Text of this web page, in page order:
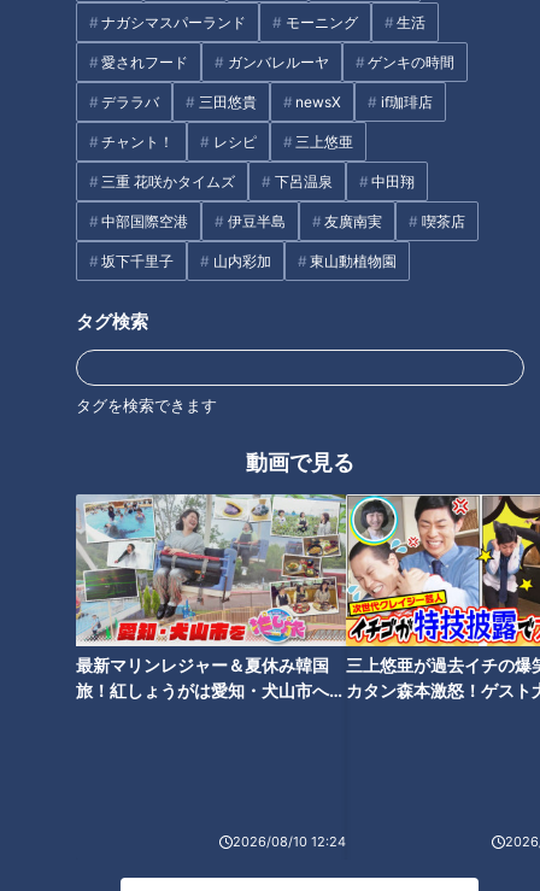
ナガシマスパーランド モーニング 生活
愛されフード ガンバレルーヤ ゲンキの時間
デララバ 三田悠貴 newsX if珈琲店
チャント！ レシピ 三上悠亜
三重 花咲かタイムズ 下呂温泉 中田翔
中部国際空港 伊豆半島 友廣南実 喫茶店
坂下千里子 山内彩加 東山動植物園
タグ検索
タグを検索できます
動画で見る
最新マリンレジャー＆夏休み韓国
旅！紅しょうがは愛知・犬山市へ
2026/08/10 12:24
三上悠亜が過去イチの爆
カタン森本激怒！ゲスト
辛ウマ「皿台湾」が人気！
行列ができる町中華「人生
餃子」太田×石井のデララバ
名古屋めしマニアの裏話
2024/10/08 17:00
グルメ 人生餃子
有名ラーメン店とコラボ！
夏季限定の幅広きしめんが
楽しめる「天むす処 けし
き.」
太田×石井のデララバ
名古屋めしマニアの裏話
グルメ 天むす
レトロから最新まで！魅力
満載の大須商店街スイーツ
名古屋めしマニアの裏話
2024/07/26 17:00
グルメ スイーツ
TOWER（旧・名古屋テレビ
塔）」で楽しむ極上のひと
時と料理
太田×石井のデララバ
名古屋めしマニアの裏話
2024/07/25 17:00
グル
メ
中部電力 MIRAI
TOWER
しがきいたふわトロたこ焼